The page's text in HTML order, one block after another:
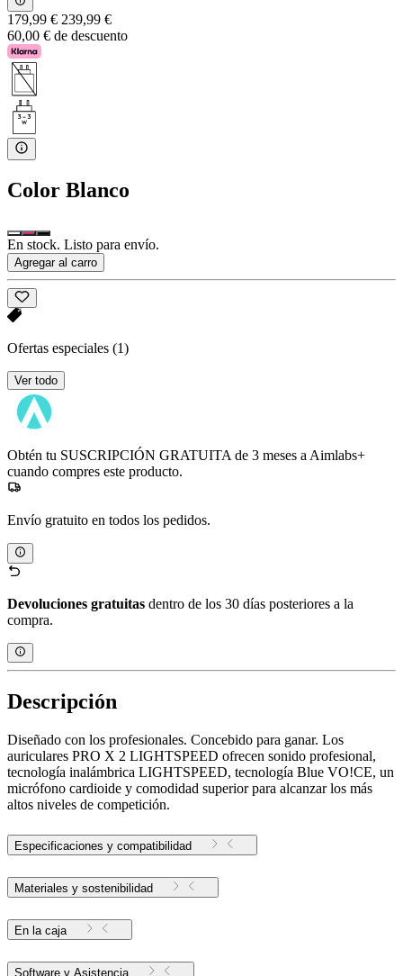
179,99 € 239,99 €
60,00 € de descuento
Color Blanco
En stock. Listo para envío.
Agregar al carro
Ofertas especiales (1)
Ver todo
Obtén tu SUSCRIPCIÓN GRATUITA de 3 meses a Aimlabs+
cuando compres este producto.
Envío gratuito en todos los pedidos.
Devoluciones gratuitas dentro de los 30 días posteriores a la
compra.
Descripción
Diseñado con los profesionales. Concebido para ganar. Los
auriculares PRO X 2 LIGHTSPEED ofrecen sonido profesional,
tecnología inalámbrica LIGHTSPEED, tecnología Blue VO!CE, un
micrófono cardioide y comodidad superior para alcanzar los más
altos niveles de competición.
Especificaciones y compatibilidad
Materiales y sostenibilidad
En la caja
Software y Asistencia